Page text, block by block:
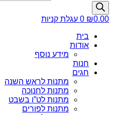
₪0.00
0 עגלת קניות
בית
אודות
מידע נוסף
חנות
חגים
מתנות לראש השנה
מתנות לחנוכה
מתנות לט”ו בשבט
מתנות לפורים